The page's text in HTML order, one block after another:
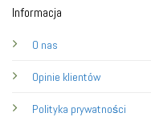
Informacja
O nas
Opinie klientów
Polityka prywatności